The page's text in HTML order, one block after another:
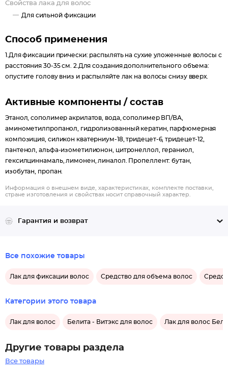
Свойства лака для волос
Для сильной фиксации
Способ применения
1.Для фиксации прически: распылять на сухие уложенные волосы с
расстояния 30-35 см. 2.Для создания дополнительного объема:
опустите голову вниз и распыляйте лак на волосы снизу вверх.
Активные компоненты / состав
Этанол, сополимер акрилатов, вода, cополимер ВП/ВА,
аминометилпропанол, гидролизованный кератин, парфюмерная
композиция, силикон кватерниум-18, тридецет-6, тридецет-12,
пантенол, альфа-изометилионон, цитронеллол, гераниол,
гексилциннамаль, лимонен, линалол. Пропеллент: бутан,
изобутан, пропан.
Информация о внешнем виде, характеристиках, комплекте поставки,
стране изготовления и свойствах носит справочный характер.
Гарантия и возврат
Все похожие товары
Лак для фиксации волос Средство для объема волос
Категории этого товара
Лак для волос Белита - Витэкс для волос Лак для волос
Другие товары раздела
Все товары